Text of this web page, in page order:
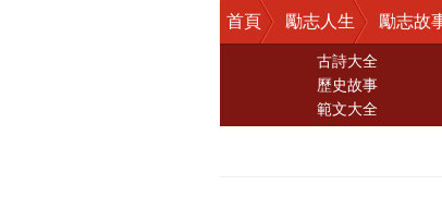
首頁 勵志人生
勵志故
古詩大全
歷史故事
範文大全